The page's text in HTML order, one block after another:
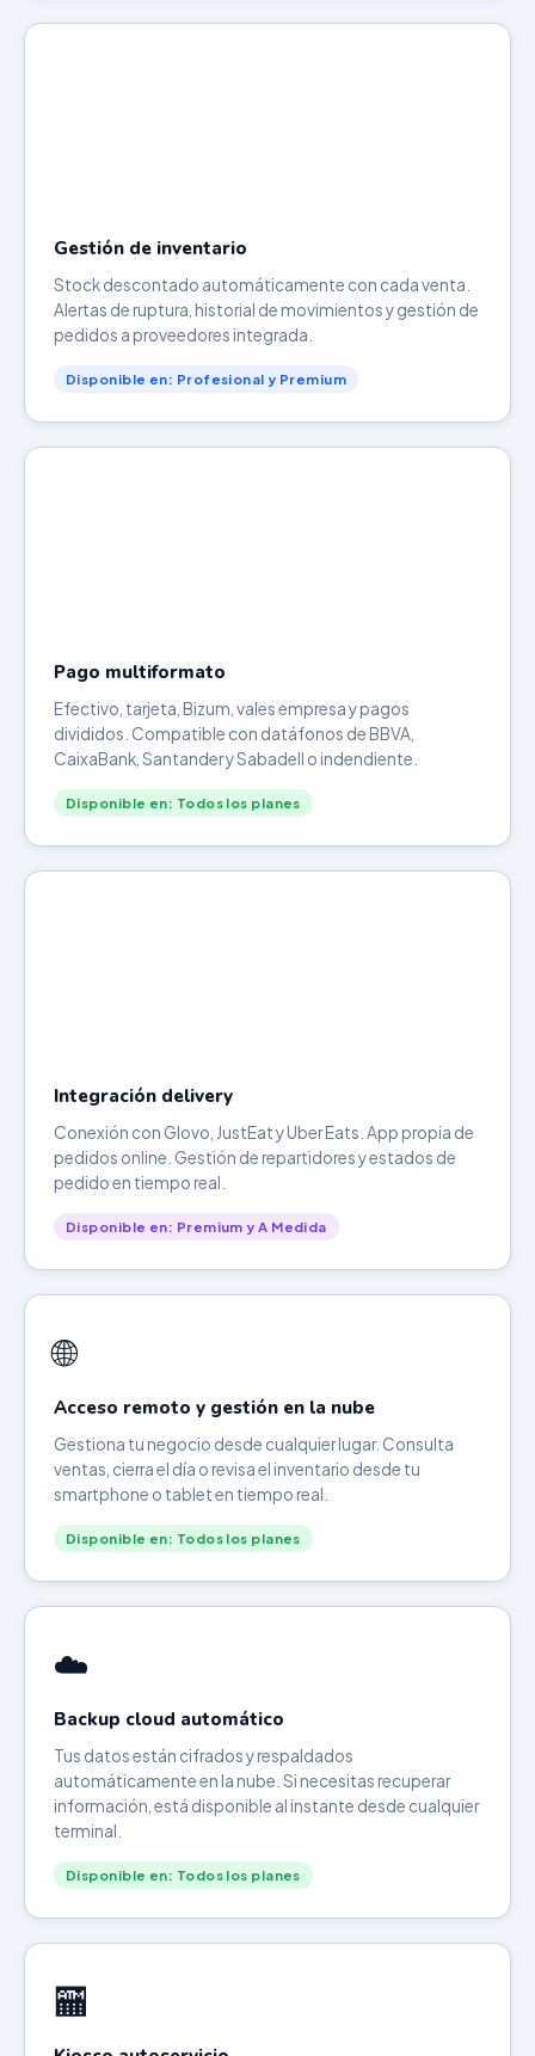
Gestión de inventario
Stock descontado automáticamente con cada venta.
Alertas de ruptura, historial de movimientos y gestión de
pedidos a proveedores integrada.
Disponible en: Profesional y Premium
Pago multiformato
Efectivo, tarjeta, Bizum, vales empresa y pagos
divididos. Compatible con datáfonos de BBVA,
CaixaBank, Santander y Sabadell o indendiente.
Disponible en: Todos los planes
Integración delivery
Conexión con Glovo, JustEat y Uber Eats. App propia de
pedidos online. Gestión de repartidores y estados de
pedido en tiempo real.
Disponible en: Premium y A Medida
🌐
Acceso remoto y gestión en la nube
Gestiona tu negocio desde cualquier lugar. Consulta
ventas, cierra el día o revisa el inventario desde tu
smartphone o tablet en tiempo real.
Disponible en: Todos los planes
☁️
Backup cloud automático
Tus datos están cifrados y respaldados
automáticamente en la nube. Si necesitas recuperar
información, está disponible al instante desde cualquier
terminal.
Disponible en: Todos los planes
🏧